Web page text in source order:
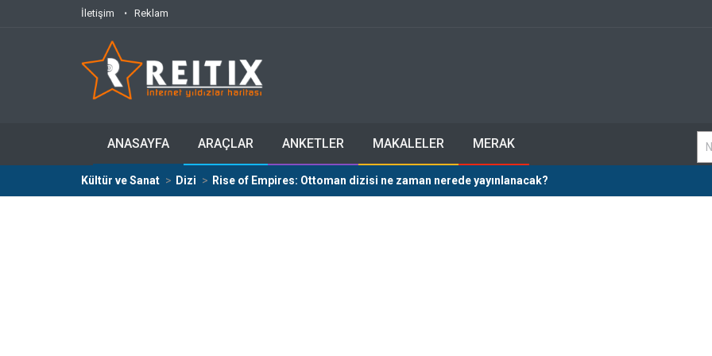
İletişim Reklam
ANASAYFA ARAÇLAR ANKETLER MAKALELER MERAK
Kültür ve Sanat Dizi Rise of Empires: Ottoman dizisi ne zaman nerede yayınlanacak?